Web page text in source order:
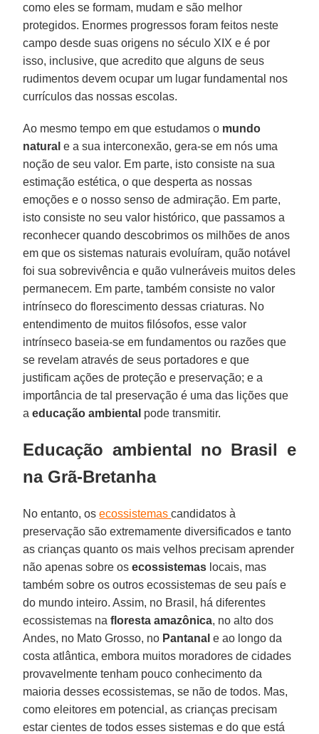
como eles se formam, mudam e são melhor
protegidos. Enormes progressos foram feitos neste
campo desde suas origens no século XIX e é por
isso, inclusive, que acredito que alguns de seus
rudimentos devem ocupar um lugar fundamental nos
currículos das nossas escolas.
Ao mesmo tempo em que estudamos o mundo
natural e a sua interconexão, gera-se em nós uma
noção de seu valor. Em parte, isto consiste na sua
estimação estética, o que desperta as nossas
emoções e o nosso senso de admiração. Em parte,
isto consiste no seu valor histórico, que passamos a
reconhecer quando descobrimos os milhões de anos
em que os sistemas naturais evoluíram, quão notável
foi sua sobrevivência e quão vulneráveis muitos deles
permanecem. Em parte, também consiste no valor
intrínseco do florescimento dessas criaturas. No
entendimento de muitos filósofos, esse valor
intrínseco baseia-se em fundamentos ou razões que
se revelam através de seus portadores e que
justificam ações de proteção e preservação; e a
importância de tal preservação é uma das lições que
aeducação ambiental pode transmitir.
Educação ambiental no Brasil e
na Grã-Bretanha
No entanto, osecossistemascandidatos à
preservação são extremamente diversificados e tanto
as crianças quanto os mais velhos precisam aprender
não apenas sobre osecossistemas locais, mas
também sobre os outros ecossistemas de seu país e
do mundo inteiro. Assim, no Brasil, há diferentes
ecossistemas nafloresta amazônica, no alto dos
Andes, no Mato Grosso, no Pantanal e ao longo da
costa atlântica, embora muitos moradores de cidades
provavelmente tenham pouco conhecimento da
maioria desses ecossistemas, se não de todos. Mas,
como eleitores em potencial, as crianças precisam
estar cientes de todos esses sistemas e do que está